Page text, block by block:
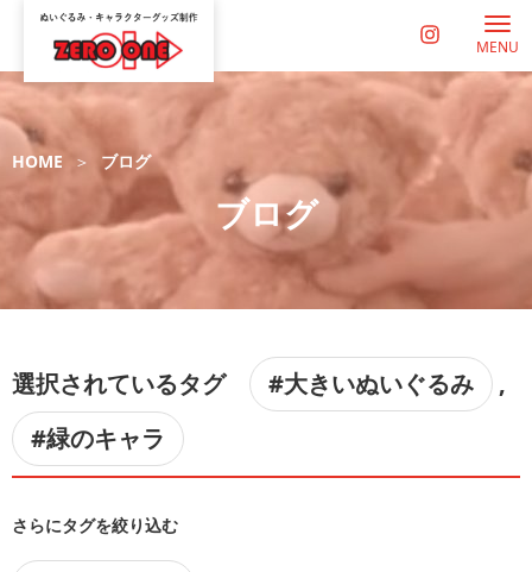
MENU
HOME ブログ
ブログ
選択されているタグ #大きいぬいぐるみ
,
#緑のキャラ
さらにタグを絞り込む